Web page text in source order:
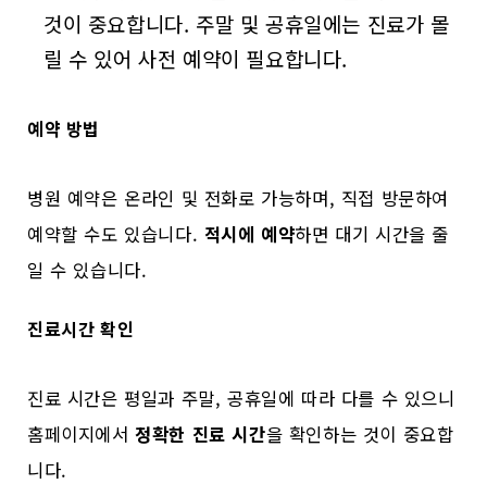
것이 중요합니다. 주말 및 공휴일에는 진료가 몰
릴 수 있어 사전 예약이 필요합니다.
예약 방법
병원 예약은 온라인 및 전화로 가능하며, 직접 방문하여
예약할 수도 있습니다. 적시에 예약하면 대기 시간을 줄
일 수 있습니다.
진료시간 확인
진료 시간은 평일과 주말, 공휴일에 따라 다를 수 있으니
홈페이지에서정확한 진료 시간을 확인하는 것이 중요합
니다.